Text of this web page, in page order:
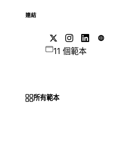
連結
11 個範本
所有範本